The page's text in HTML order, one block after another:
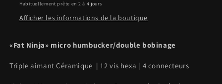
Habituellement prête en 2 à 4 jours
Afficher les informations de la boutique
«Fat Ninja» micro humbucker/double bobinage
Triple aimant Céramique | 12 vis hexa | 4 connecteurs